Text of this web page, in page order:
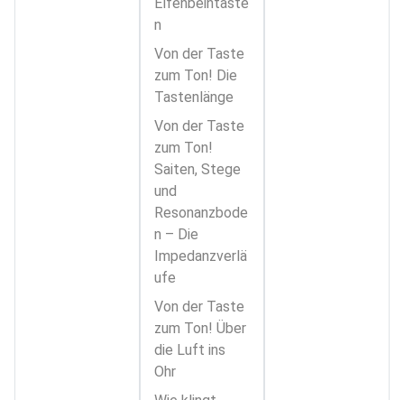
n
Von der Taste
zum Ton! Die
Tastenlänge
Von der Taste
zum Ton!
Saiten, Stege
und
Resonanzbode
n – Die
Impedanzverlä
ufe
Von der Taste
zum Ton! Über
die Luft ins
Ohr